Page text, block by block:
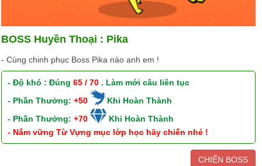
BOSS Huyền Thoại : Pika
- Cùng chinh phục Boss Pika nào anh em !
- Độ khó : Đúng65 / 70 . Làm mới câu liên tục
- Phần Thưởng:+50
Khi Hoàn Thành
- Phần Thưởng:+70
Khi Hoàn Thành
- Nắm vững Từ Vựng mục lớp học hãy chiến nhé !
CHIẾN BOSS